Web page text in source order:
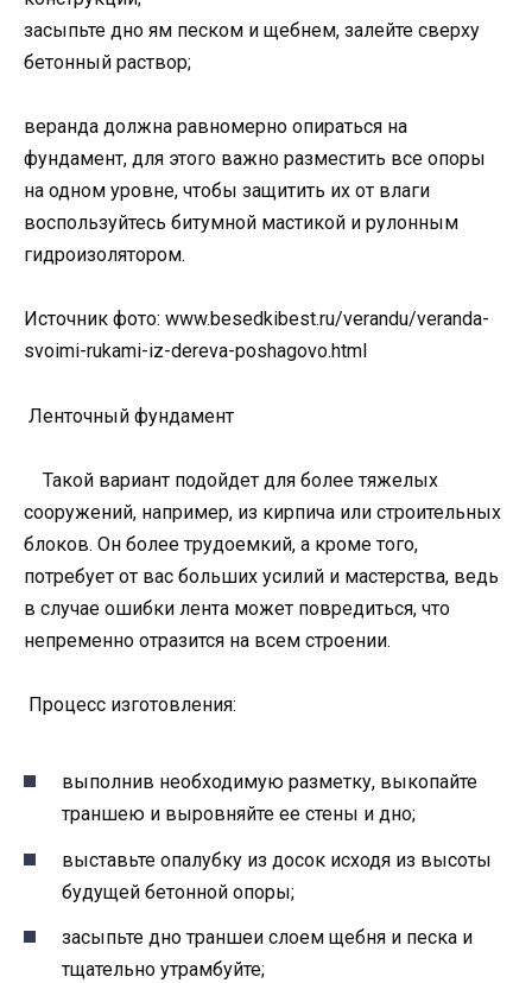
засыпьте дно ям песком и щебнем, залейте сверху
бетонный раствор;
веранда должна равномерно опираться на
фундамент, для этого важно разместить все опоры
на одном уровне, чтобы защитить их от влаги
воспользуйтесь битумной мастикой и рулонным
гидроизолятором.
Источник фото: www.besedkibest.ru/verandu/veranda-
svoimi-rukami-iz-dereva-poshagovo.html
Ленточный фундамент
Такой вариант подойдет для более тяжелых
сооружений, например, из кирпича или строительных
блоков. Он более трудоемкий, а кроме того,
потребует от вас больших усилий и мастерства, ведь
в случае ошибки лента может повредиться, что
непременно отразится на всем строении.
Процесс изготовления:
выполнив необходимую разметку, выкопайте
траншею и выровняйте ее стены и дно;
выставьте опалубку из досок исходя из высоты
будущей бетонной опоры;
засыпьте дно траншеи слоем щебня и песка и
тщательно утрамбуйте;